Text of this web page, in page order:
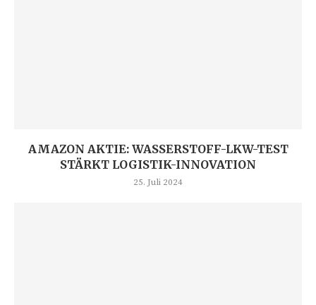
AMAZON AKTIE: WASSERSTOFF-LKW-TEST
STÄRKT LOGISTIK-INNOVATION
25. Juli 2024